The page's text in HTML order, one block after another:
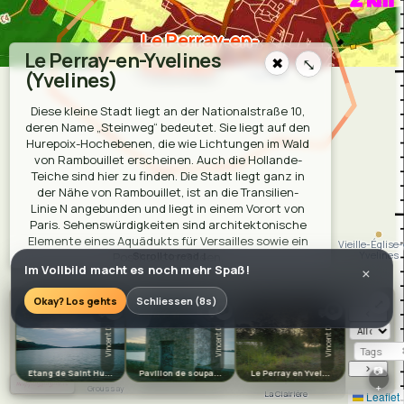
Im Vollbild macht es noch mehr Spaß!
Okay? Los gehts Schliessen (8s)
×
⤡
✖
Le Perray-en-Yvelines
(Yvelines)
Diese kleine Stadt liegt an der Nationalstraße 10,
deren Name „Steinweg“ bedeutet. Sie liegt auf den
Hurepoix-Hochebenen, die wie Lichtungen im Wald
von Rambouillet erscheinen. Auch die Hollande-
Teiche sind hier zu finden. Die Stadt liegt ganz in
der Nähe von Rambouillet, ist an die Transilien-
Linie N angebunden und liegt in einem Vorort von
Paris. Sehenswürdigkeiten sind architektonische
Elemente eines Aquädukts für Versailles sowie ein
Bars & Restaurants:
🍔Dar'wishes · 🍺 Le Chouan · 🍽️Le Beffroi
La Forêt d'Emeraude · 🍽️La Malvina
water
· 🍽️L'Orient Rouge · 🍺Au Bienvenu · 🍺
Café de la Gare
Stores:
📷
☆☆☆☆☆ 💬0
Etang de Saint Hu...
Vincent D
📷
☆☆☆☆☆ 💬0
Pavillon de soupa...
Vincent D
Le Perray en Yvel...
Vincent D
☆☆☆☆☆
Le📷
+
›
Grenonvilliers
Pâtis
Groussay La Clairière
Le Perray-en-
Yvelines
Vieille-
Yvelines
Le Perray-en-
Yvelines
Leaflet